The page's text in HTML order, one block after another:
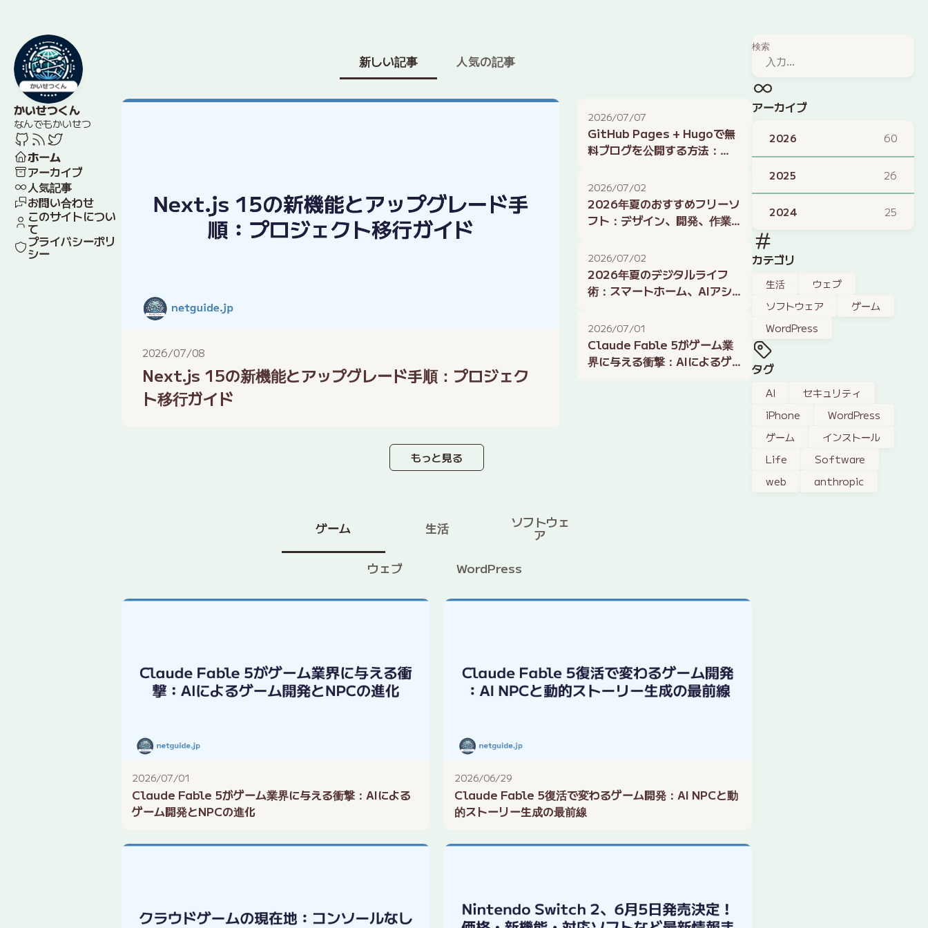
かいせつくん
なんでもかいせつ
ホーム
アーカイブ
人気記事
お問い合わせ
このサイトについ
て
プライバシーポリ
シー
検索
アーカイブ
2026 60
2025 26
2024 25
カテゴリ
生活
ウェブ
ソフトウェア
ゲーム
WordPress
タグ
AI
セキュリティ
iPhone
WordPress
ゲーム
インストール
Life
Software
web
anthropic
新しい記事 人気の記事
2026/07/08
Next.js 15の新機能とアップグレード手順：プロジェク
ト移行ガイド
2026/07/07
GitHub Pages + Hugoで無
料ブログを公開する方法：
2026/07/02
2026年夏のおすすめフリーソ
フト：デザイン、開発、作業
2026/07/02
2026年夏のデジタルライフ
術：スマートホーム、AIアシ
活用
2026/07/01
Claude Fable 5がゲーム業
界に与える衝撃：AIによるゲ
もっと見る
ゲーム 生活 ソフトウェ
ア
ウェブ
WordPress
2026/07/01
Claude Fable 5がゲーム業界に与える衝撃：AIによる
ゲーム開発とNPCの進化
2026/06/29
Claude Fable 5復活で変わるゲーム開発：AI NPCと動
的ストーリー生成の最前線